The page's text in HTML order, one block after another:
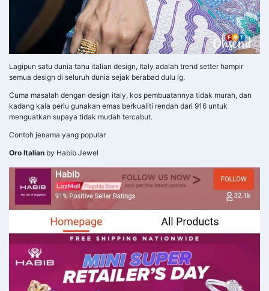
Lagipun satu dunia tahu italian design, Italy adalah trend setter hampir
semua design di seluruh dunia sejak berabad dulu lg.
Cuma masalah dengan design italy, kos pembuatannya tidak murah, dan
kadang kala perlu gunakan emas berkualiti rendah dari 916 untuk
menguatkan supaya tidak mudah tercabut.
Contoh jenama yang popular
Oro Italian by Habib Jewel